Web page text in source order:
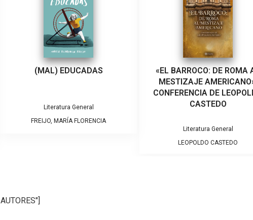
«EL BARROCO: DE ROMA AL
CASTEDO
SEROTONINA
Literatura General